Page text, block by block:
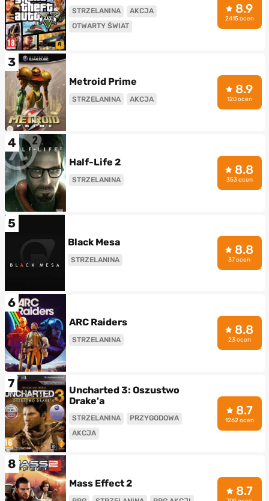
STRZELANINA
AKCJA
OTWARTY ŚWIAT
8.9
2415 ocen
3
Metroid Prime
STRZELANINA AKCJA
8.9
120 ocen
4
Half-Life 2
STRZELANINA
8.8
353 ocen
5
Black Mesa
STRZELANINA
8.8
37 ocen
6
ARC Raiders
STRZELANINA
8.8
23 ocen
7
Uncharted 3: Oszustwo
Drake'a
STRZELANINA
PRZYGODOWA
AKCJA
8.7
1262 ocen
8
Mass Effect 2 8.7